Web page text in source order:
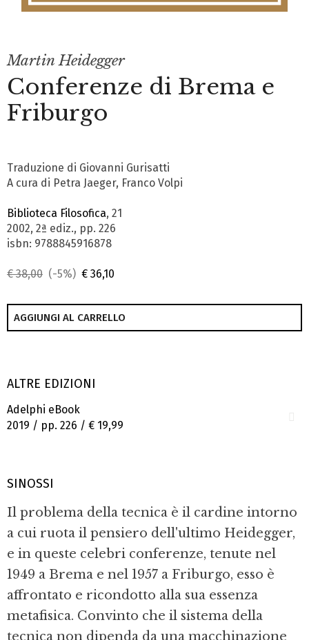
Martin Heidegger
Conferenze di Brema e
Friburgo
Traduzione di Giovanni Gurisatti
A cura di Petra Jaeger, Franco Volpi
Biblioteca Filosofica, 21
2002, 2ª ediz., pp. 226
isbn: 9788845916878
€ 38,00 (-5%) € 36,10
AGGIUNGI AL CARRELLO
ALTRE EDIZIONI
Adelphi eBook
2019 / pp. 226 / € 19,99
SINOSSI
Il problema della tecnica è il cardine intorno
a cui ruota il pensiero dell'ultimo Heidegger,
e in queste celebri conferenze, tenute nel
1949 a Brema e nel 1957 a Friburgo, esso è
affrontato e ricondotto alla sua essenza
metafisica. Convinto che il sistema della
tecnica non dipenda da una macchinazione